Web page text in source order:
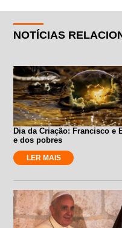
NOTÍCIAS
Dia da Criação: Francisco e
e dos pobres
LER MAIS